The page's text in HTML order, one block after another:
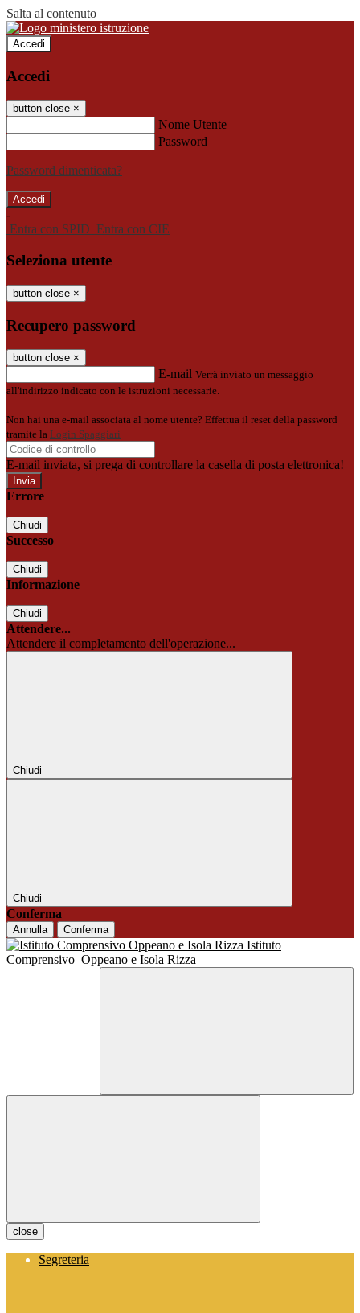
Salta al contenuto
Accedi
Accedi
button close ×
Nome Utente
Password
Password dimenticata?
-
Entra con SPID Entra con CIE
Seleziona utente
button close ×
Recupero password
button close ×
E-mail Verrà inviato un messaggio
all'indirizzo indicato con le istruzioni necessarie.
Non hai una e-mail associata al nome utente? Effettua il reset della password
tramite la Login Spaggiari
E-mail inviata, si prega di controllare la casella di posta elettronica!
Errore
Chiudi
Successo
Chiudi
Informazione
Chiudi
Attendere...
Attendere il completamento dell'operazione...
Chiudi
Chiudi
Conferma
Annulla Conferma
Istituto
Comprensivo Oppeano e Isola Rizza
close
Segreteria